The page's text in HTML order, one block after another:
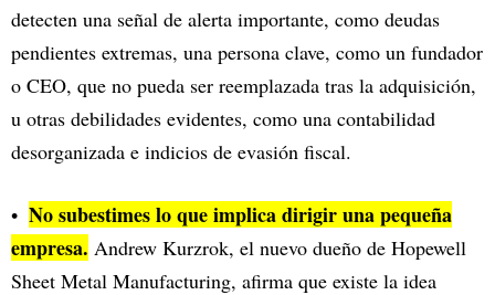
detecten una señal de alerta importante, como deudas
pendientes extremas, una persona clave, como un fundador
o CEO, que no pueda ser reemplazada tras la adquisición,
u otras debilidades evidentes, como una contabilidad
desorganizada e indicios de evasión fiscal.
No subestimes lo que implica dirigir una pequeña
empresa. Andrew Kurzrok, el nuevo dueño de Hopewell
Sheet Metal Manufacturing, afirma que existe la idea